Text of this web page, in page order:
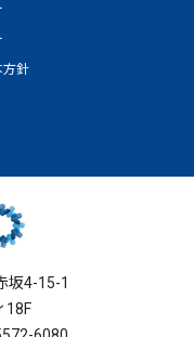
方針
坂4-15-1
18F